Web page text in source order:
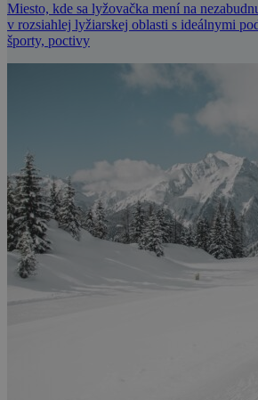
Miesto, kde sa lyžovačka mení na
v rozsiahlej lyžiarskej oblasti s ideálnymi
športy, poctivy